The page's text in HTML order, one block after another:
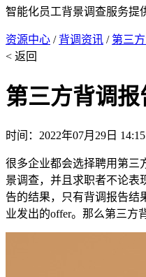
智能化员工背景调查服务提
资源中心 / 背调资讯 / 第三
< 返回
第三方背调报
时间：2022年07月29日
很多企业都会选择聘用第三
景调查，并且求职者不论表
告的结果，只有背调报告结
业发出的offer。那么第三方